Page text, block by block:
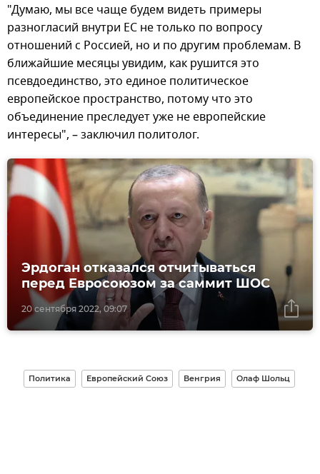
"Думаю, мы все чаще будем видеть примеры
разногласий внутри ЕС не только по вопросу
отношений с Россией, но и по другим проблемам. В
ближайшие месяцы увидим, как рушится это
псевдоединство, это единое политическое
европейское пространство, потому что это
объединение преследует уже не европейские
интересы", – заключил политолог.
20 сентября 2022, 09:07
Эрдоган отказался отчитываться
перед Евросоюзом за саммит ШОС
Политика Европейский Союз Венгрия Олаф Шольц